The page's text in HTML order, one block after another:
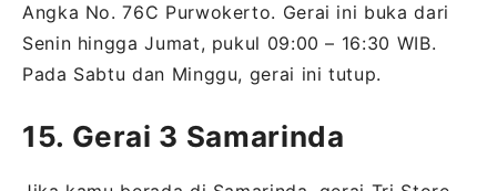
Angka No. 76C Purwokerto. Gerai ini buka dari
Senin hingga Jumat, pukul 09:00 – 16:30 WIB.
Pada Sabtu dan Minggu, gerai ini tutup.
15. Gerai 3 Samarinda